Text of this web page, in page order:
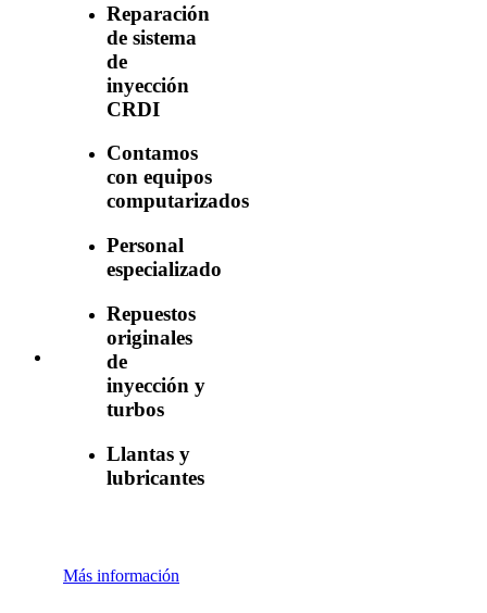
Reparación
de sistema
de
inyección
CRDI
Contamos
con equipos
computarizados
Personal
especializado
Repuestos
originales
de
inyección y
turbos
Llantas y
lubricantes
Más información